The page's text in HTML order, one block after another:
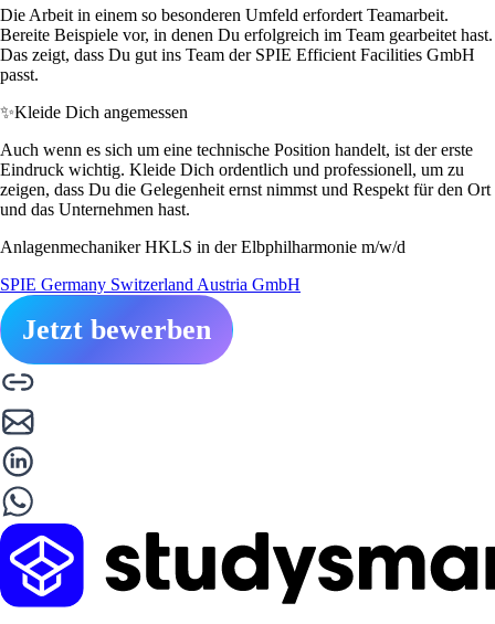
Die Arbeit in einem so besonderen Umfeld erfordert Teamarbeit.
Bereite Beispiele vor, in denen Du erfolgreich im Team gearbeitet hast.
Das zeigt, dass Du gut ins Team der SPIE Efficient Facilities GmbH
passt.
✨Kleide Dich angemessen
Auch wenn es sich um eine technische Position handelt, ist der erste
Eindruck wichtig. Kleide Dich ordentlich und professionell, um zu
zeigen, dass Du die Gelegenheit ernst nimmst und Respekt für den Ort
und das Unternehmen hast.
Anlagenmechaniker HKLS in der Elbphilharmonie m/w/d
SPIE Germany Switzerland Austria GmbH
Jetzt bewerben